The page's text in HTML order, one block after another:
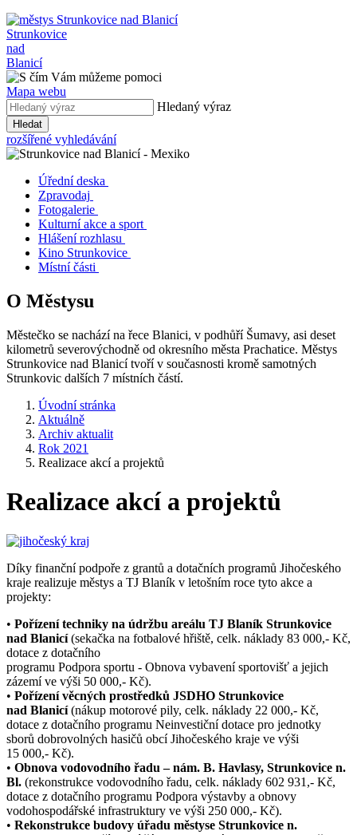
Strunkovice
nad
Blanicí
Mapa webu
Hledaný výraz
Hledat
rozšířené vyhledávání
Úřední deska
Zpravodaj
Fotogalerie
Kulturní akce a sport
Hlášení rozhlasu
Kino Strunkovice
Místní části
O Městysu
Městečko se nachází na řece Blanici, v podhůří Šumavy, asi deset
kilometrů severovýchodně od okresního města Prachatice. Městys
Strunkovice nad Blanicí tvoří v současnosti kromě samotných
Strunkovic dalších 7 místních částí.
Úvodní stránka
Aktuálně
Archiv aktualit
Rok 2021
Realizace akcí a projektů
Realizace akcí a projektů
Díky finanční podpoře z grantů a dotačních programů Jihočeského
kraje realizuje městys a TJ Blaník v letošním roce tyto akce a
projekty:
• Pořízení techniky na údržbu areálu TJ Blaník Strunkovice
nad Blanicí(sekačka na fotbalové hřiště, celk. náklady 83 000,- Kč,
dotace z dotačního
programu Podpora sportu - Obnova vybavení sportovišť a jejich
zázemí ve výši 50 000,- Kč).
• Pořízení věcných prostředků JSDHO Strunkovice
nad Blanicí(nákup motorové pily, celk. náklady 22 000,- Kč,
dotace z dotačního programu Neinvestiční dotace pro jednotky
sborů dobrovolných hasičů obcí Jihočeského kraje ve výši
15 000,- Kč).
• Obnova vodovodního řadu – nám. B. Havlasy, Strunkovice n.
Bl. (rekonstrukce vodovodního řadu, celk. náklady 602 931,- Kč,
dotace z dotačního programu Podpora výstavby a obnovy
vodohospodářské infrastruktury ve výši 250 000,- Kč).
• Rekonstrukce budovy úřadu městyse Strunkovice n.